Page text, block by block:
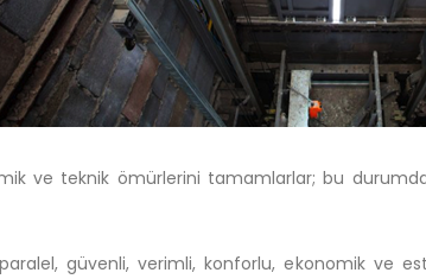
ve teknik ömürlerini tamamlarlar; bu
güvenli, verimli, konforlu, ekonomik ve